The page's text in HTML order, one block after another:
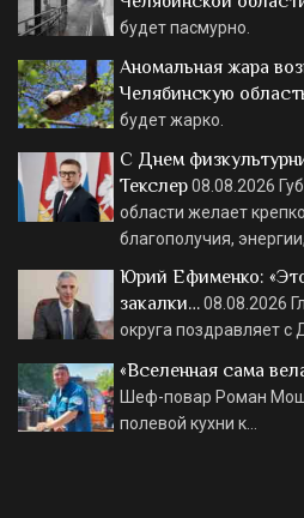
будет пасмурно.
Аномальная жара
Челябинскую
будет жарко.
С Днем
Текслер08.08.2026
области желает
благополучия,
Юрий Ефименко:
закалки…08.08.2026
округа поздравляет с
«Вселенная сама
Шеф-повар Роман
полевой кухни к…